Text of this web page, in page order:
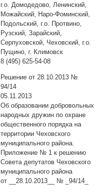
г.о. Домодедово, Ленинский,
Можайский, Наро-Фоминский,
Подольский, г.о. Протвино,
Рузский, Зарайский,
Серпуховской, Чеховский, г.о.
Пущино, г. Климовск
8 (495) 625-54-08
Решение от 28.10.2013 №
94/14
05.11.2013
Об образовании добровольных
народных дружин по охране
общественного порядка на
территории Чеховского
муниципального района.
Приложение № 1 к решению
Совета депутатов Чеховского
муниципального района
от __28.10.2013__ № _94/14_